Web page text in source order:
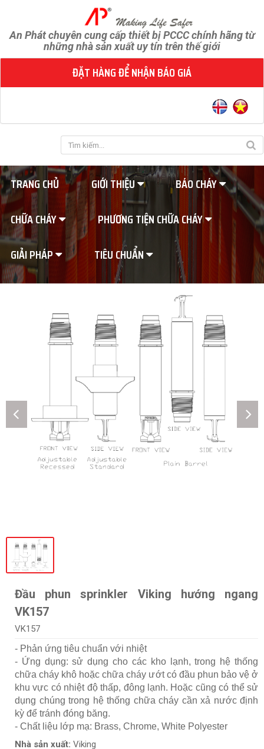
An Phát chuyên cung cấp thiết bị PCCC chính hãng từ
những nhà sản xuất uy tín trên thế giới
ĐẶT HÀNG ĐỂ NHẬN BÁO GIÁ
TRANG CHỦ GIỚI THIỆU
BÁO CHÁY
CHỮA CHÁY
PHƯƠNG TIỆN CHỮA CHÁY
GIẢI PHÁP
TIÊU CHUẨN
Đầu phun sprinkler Viking hướng ngang
VK157
VK157
- Phản ứng tiêu chuẩn với nhiệt
- Ứng dụng: sử dụng cho các kho lạnh, trong hệ thống
chữa cháy khô hoặc chữa cháy ướt có đầu phun bảo vệ ở
khu vực có nhiệt độ thấp, đông lạnh. Hoặc cũng có thể sử
dụng chúng trong hệ thống chữa cháy cần xả nước định
kỳ để tránh đóng băng.
- Chất liệu lớp mạ: Brass, Chrome, White Polyester
Nhà sản xuất: Viking